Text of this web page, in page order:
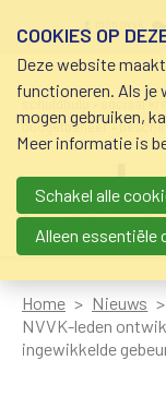
schuldhulp • sociaal
budgetbeheer •
Main navigation
Home
Nieuws
NVVK-leden
ingewikkelde
COOKIES OP
Deze website
functioneren. Als je
mogen gebruiken,
Meer informatie is
Schakel alle
Alleen essentiële